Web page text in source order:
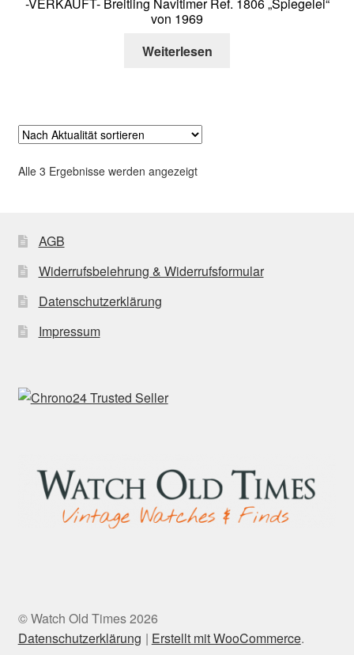
von 1969
Weiterlesen
Alle 3 Ergebnisse werden angezeigtNach
AGB
Widerrufsbelehrung & Widerrufsformular
Datenschutzerklärung
Impressum
© Watch Old Times 2026
Datenschutzerklärung
Erstellt mit WooCommerce.